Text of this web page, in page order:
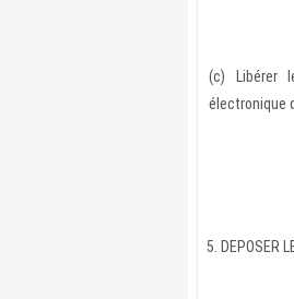
(c) Libérer
électronique
5. DEPOSER